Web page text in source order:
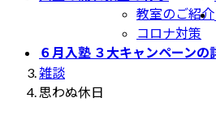
教室のご紹介
コロナ対策
６月入塾 ３大キャンペーンの
雑談
思わぬ休日